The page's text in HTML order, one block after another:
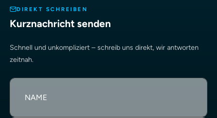
DIREKT SCHREIBEN
Kurznachricht senden
Schnell und unkompliziert – schreib uns direkt, wir antworten
zeitnah.